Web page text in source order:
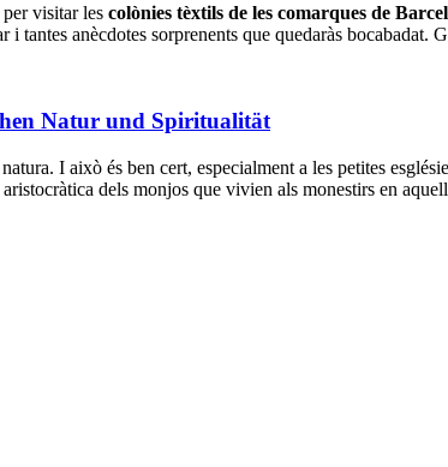
visitar les colònies tèxtils de les comarques de
anècdotes sorprenents que quedaràs bocabadat.
Natur und Spiritualität
I això és ben cert, especialment a les petites
dels monjos que vivien als monestirs en